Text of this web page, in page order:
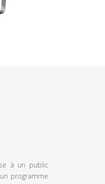
à un public
programme